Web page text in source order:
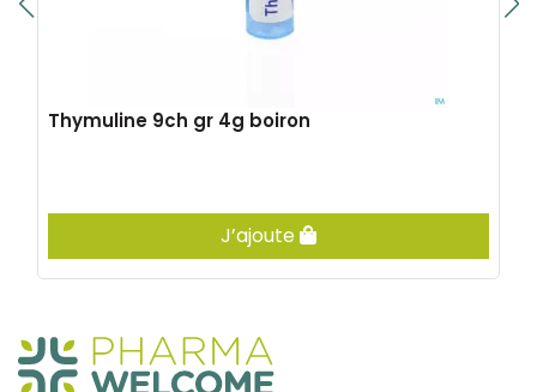
Thymuline 9ch gr 4g boiron
J’ajoute